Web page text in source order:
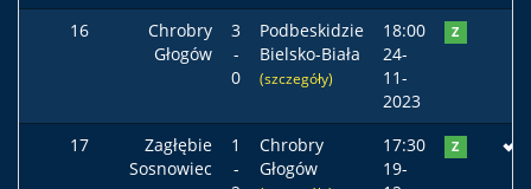
16
Chrobry
Głogów
3
-
0
Podbeskidzie
Bielsko-Biała
(szczegóły)
18:00
24-
11-
2023
Z
17
Zagłębie
Sosnowiec
1
-
Chrobry
Głogów
17:30
19-
Z